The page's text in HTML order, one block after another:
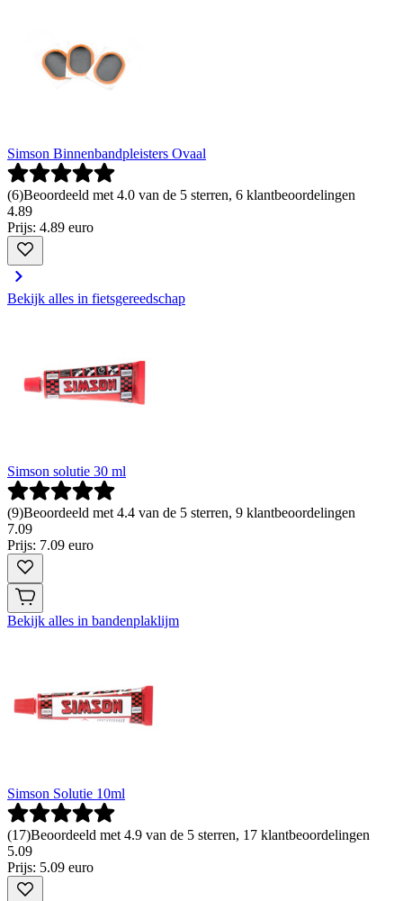
Simson Binnenbandpleisters Ovaal
(6)Beoordeeld met 4.0 van de 5 sterren, 6 klantbeoordelingen
4.89
Prijs: 4.89 euro
Bekijk alles in fietsgereedschap
Simson solutie 30 ml
(9)Beoordeeld met 4.4 van de 5 sterren, 9 klantbeoordelingen
7.09
Prijs: 7.09 euro
Bekijk alles in bandenplaklijm
Simson Solutie 10ml
(17)Beoordeeld met 4.9 van de 5 sterren, 17 klantbeoordelingen
5.09
Prijs: 5.09 euro